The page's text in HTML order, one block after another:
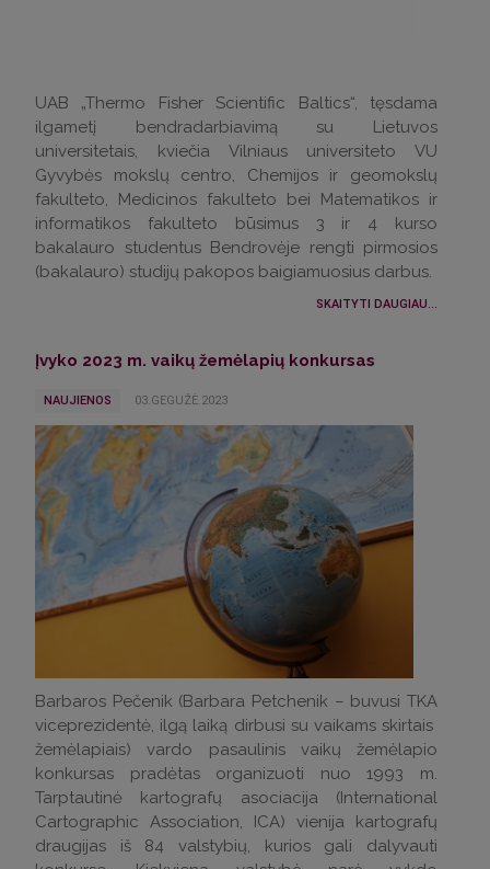
UAB „Thermo Fisher Scientific Baltics“, tęsdama
ilgametį bendradarbiavimą su Lietuvos
universitetais, kviečia Vilniaus universiteto VU
Gyvybės mokslų centro, Chemijos ir geomokslų
fakulteto, Medicinos fakulteto bei Matematikos ir
informatikos fakulteto būsimus 3 ir 4 kurso
bakalauro studentus Bendrovėje rengti pirmosios
(bakalauro) studijų pakopos baigiamuosius darbus.
SKAITYTI DAUGIAU...
Įvyko 2023 m. vaikų žemėlapių konkursas
NAUJIENOS 03.GEGUŽĖ.2023
Barbaros Pečenik (Barbara Petchenik – buvusi TKA
viceprezidentė, ilgą laiką dirbusi su vaikams skirtais
žemėlapiais) vardo pasaulinis vaikų žemėlapio
konkursas pradėtas organizuoti nuo 1993 m.
Tarptautinė kartografų asociacija (International
Cartographic Association, ICA) vienija kartografų
draugijas iš 84 valstybių, kurios gali dalyvauti